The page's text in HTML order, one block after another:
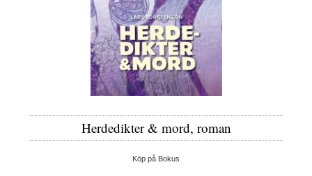
Herdedikter & mord, roman
Köp på Bokus